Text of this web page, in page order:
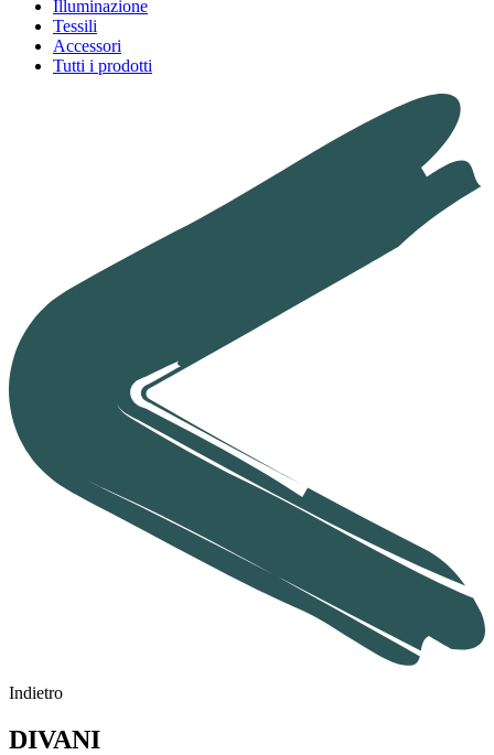
Illuminazione
Tessili
Accessori
Tutti i prodotti
Indietro
DIVANI